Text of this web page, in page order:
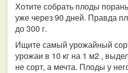
Хотите собрать плоды
уже через 90 дней. Правда
до 300 г.
Ищите самый урожайный
урожаи в 10 кг на 1 м2 ,
не сорт, а мечта. Плоды у